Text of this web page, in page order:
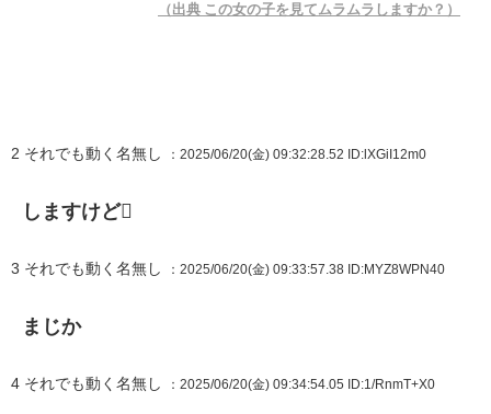
（出典 この女の子を見てムラムラしますか？）
2 それでも動く名無し ：2025/06/20(金) 09:32:28.52 ID:lXGiI12m0
しますけど🫩
3 それでも動く名無し ：2025/06/20(金) 09:33:57.38 ID:MYZ8WPN40
まじか
4 それでも動く名無し ：2025/06/20(金) 09:34:54.05 ID:1/RnmT+X0